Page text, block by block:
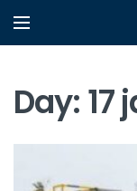
Day: 17